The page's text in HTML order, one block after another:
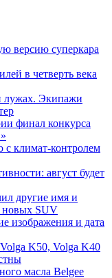
версию суперкара
в четверть века
лужах. Экипажи
финал конкурса
с климат-контролем
август будет
другие имя и
новых SUV
изображения и дата
K50, Volga K40
масла Belgee